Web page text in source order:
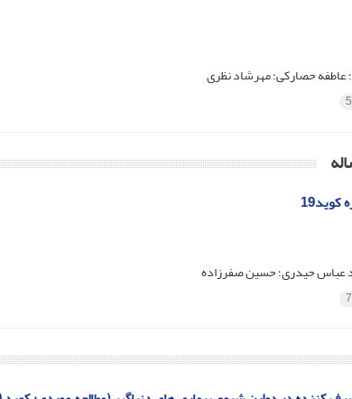
حصارکی؛ مهرشاد نظری
عباس حیدری؛ حسین صفرزاده